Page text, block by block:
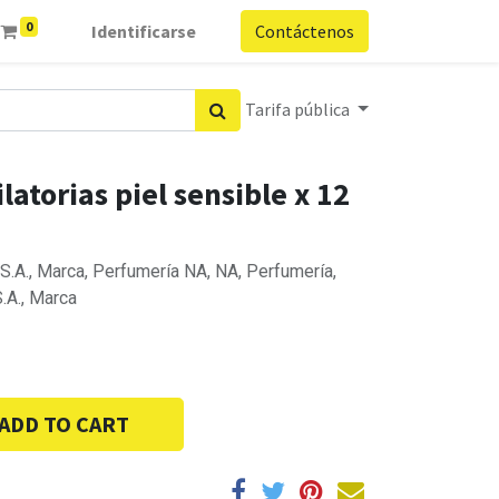
0 Identificarse Contáctenos
Tarifa pública
piel sensible x 12
Marca, Perfumería NA, NA, Perfumería,
Marca
TO CART